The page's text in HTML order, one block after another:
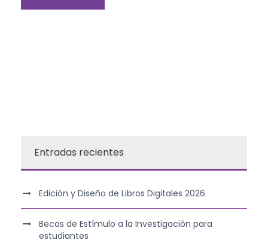
Entradas recientes
Edición y Diseño de Libros Digitales 2026
Becas de Estímulo a la Investigación para
estudiantes